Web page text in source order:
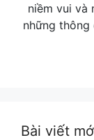
niềm vui và
những
Bài viết